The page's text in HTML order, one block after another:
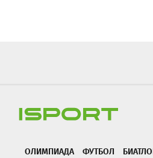
ОЛИМПИАДА ФУТБОЛ